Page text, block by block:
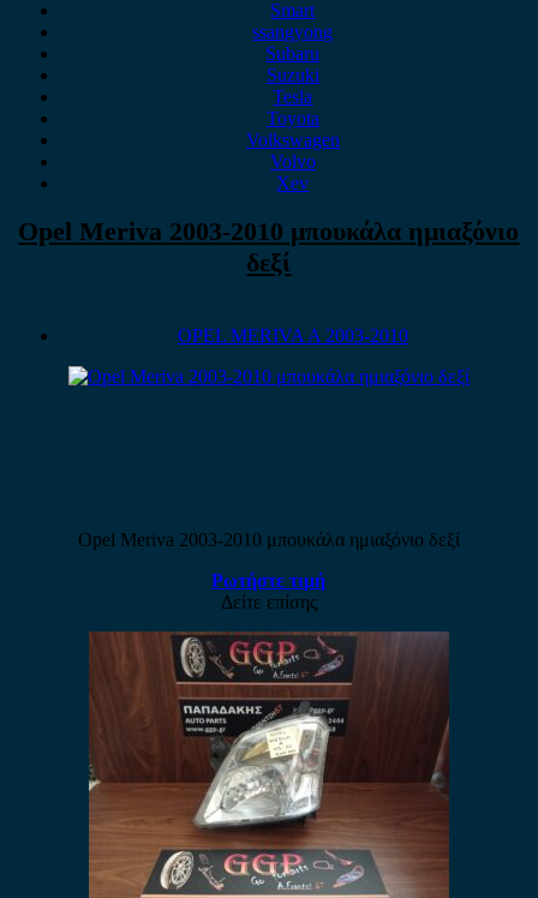
Smart
ssangyong
Subaru
Suzuki
Tesla
Toyota
Volkswagen
Volvo
Xev
Opel Meriva 2003-2010 μπουκάλα ημιαξόνιο
δεξί
OPEL MERIVA A 2003-2010
Opel Meriva 2003-2010 μπουκάλα ημιαξόνιο δεξί
Ρωτήστε τιμή
Δείτε επίσης